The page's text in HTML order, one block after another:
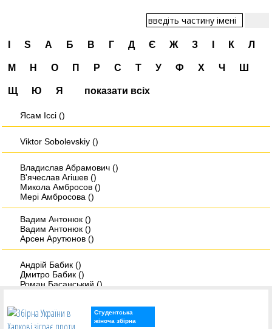
S А Б В Г Д Є Ж З К Л
М Н О П Р С Т У Ф Х Ч Ш
Щ Ю Я показати всіх
Ясам Iссi ()
Viktor Sobolevskiy ()
Владислав Абрамович ()
В'ячеслав Агішев ()
Микола Амбросов ()
Мері Амбросова ()
Вадим Антонюк ()
Вадим Антонюк ()
Арсен Арутюнов ()
Андрій Бабик ()
Дмитро Бабик ()
Роман Басанський ()
Андрій Біленко ()
Студентська
жіноча збірна